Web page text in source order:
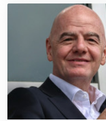
uneingeschränkte
Infantino", hieß es am
Erklärung. Zugleich wurden
haltenden Investoren-Affäre